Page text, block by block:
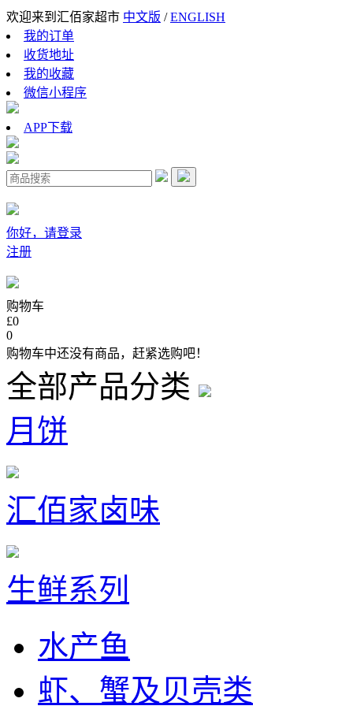
欢迎来到汇佰家超市 中文版 /ENGLISH
我的订单
收货地址
我的收藏
微信小程序
APP下载
你好，请登录
注册
购物车
£0
0
购物车中还没有商品，赶紧选购吧！
全部产品分类
月饼
汇佰家卤味
生鲜系列
水产鱼
虾、蟹及贝壳类